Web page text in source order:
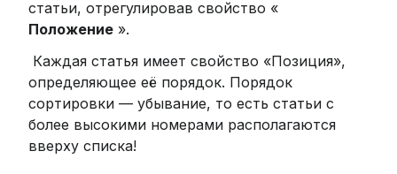
статьи, отрегулировав свойство «
Положение ».
определяющее её порядок. Порядок
сортировки — убывание, то есть статьи с
более высокими номерами располагаются
вверху списка!